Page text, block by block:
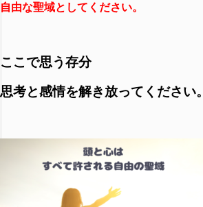
自由な聖域としてください。
ここで思う存分
思考と感情を解き放ってください。